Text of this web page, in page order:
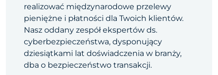
realizować międzynarodowe przelewy
pieniężne i płatności dla Twoich klientów.
Nasz oddany zespół ekspertów ds.
cyberbezpieczeństwa, dysponujący
dziesiątkami lat doświadczenia w branży,
dba o bezpieczeństwo transakcji.